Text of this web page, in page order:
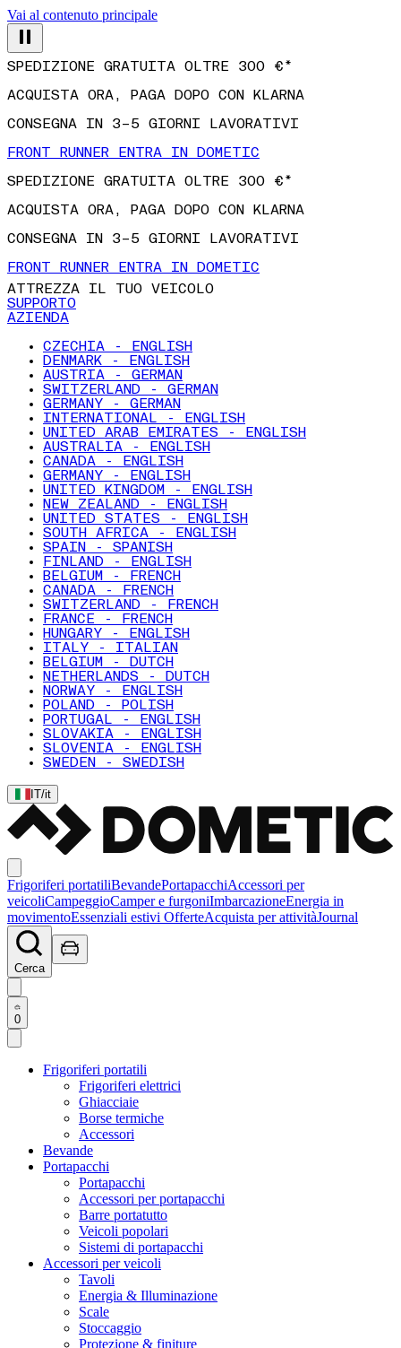
Vai al contenuto principale
ACQUISTA ORA, PAGA DOPO CON KLARNA
CONSEGNA IN 3–5 GIORNI LAVORATIVI
FRONT RUNNER ENTRA IN DOMETIC
SPEDIZIONE GRATUITA OLTRE 300 €*
ACQUISTA ORA, PAGA DOPO CON KLARNA
CONSEGNA IN 3–5 GIORNI LAVORATIVI
FRONT RUNNER ENTRA IN DOMETIC
ATTREZZA IL TUO VEICOLO
SUPPORTO
AZIENDA
CZECHIA - ENGLISH
DENMARK - ENGLISH
AUSTRIA - GERMAN
SWITZERLAND - GERMAN
GERMANY - GERMAN
INTERNATIONAL - ENGLISH
UNITED ARAB EMIRATES - ENGLISH
AUSTRALIA - ENGLISH
CANADA - ENGLISH
GERMANY - ENGLISH
UNITED KINGDOM - ENGLISH
NEW ZEALAND - ENGLISH
UNITED STATES - ENGLISH
SOUTH AFRICA - ENGLISH
SPAIN - SPANISH
FINLAND - ENGLISH
BELGIUM - FRENCH
CANADA - FRENCH
SWITZERLAND - FRENCH
FRANCE - FRENCH
HUNGARY - ENGLISH
ITALY - ITALIAN
BELGIUM - DUTCH
NETHERLANDS - DUTCH
NORWAY - ENGLISH
POLAND - POLISH
PORTUGAL - ENGLISH
SLOVAKIA - ENGLISH
SLOVENIA - ENGLISH
SWEDEN - SWEDISH
IT/it
Frigoriferi portatiliBevandePortapacchiAccessori per
veicoliCampeggioCamper e furgoniImbarcazioneEnergia in
movimentoEssenziali estivi OfferteAcquista per attivitàJournal
Cerca
0
Frigoriferi portatili
Frigoriferi elettrici
Ghiacciaie
Borse termiche
Accessori
Bevande
Portapacchi
Portapacchi
Accessori per portapacchi
Barre portatutto
Veicoli popolari
Sistemi di portapacchi
Accessori per veicoli
Tavoli
Energia & Illuminazione
Scale
Stoccaggio
Protezione & finiture